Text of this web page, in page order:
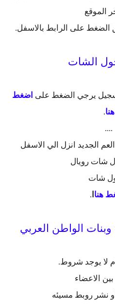
الموقع
الضغط على الرابط بالاسفل.
الشات
يرجي الضغط على اضغط
هنا.
....
الجديد انزل الي الاسفل
شات رويال
شات
هنا .
الواطن العربي
لا يوجد شروط.
بين الاعضاء
نشر روبط مسيئه